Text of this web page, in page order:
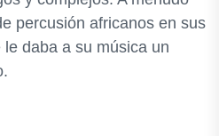
percusión africanos en sus
daba a su música un